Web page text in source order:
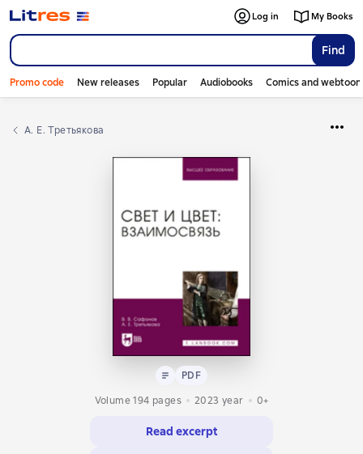
Find
Log in My Books
Promo code New releases Popular Audiobooks Comics and
А. Е. Третьякова
Text PDF
PDF
Volume 194 pages
2023 year 0+
Read excerpt